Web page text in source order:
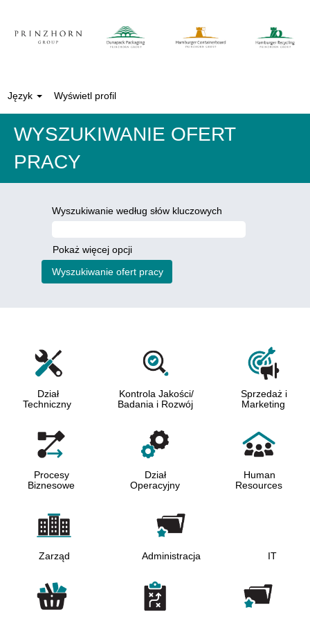
Język Wyświetl profil
WYSZUKIWANIE OFERT
PRACY
Wyszukiwanie według słów kluczowych
Pokaż więcej opcji
Dział
Techniczny
Kontrola Jakości/
Badania i Rozwój
Sprzedaż i
Marketing
Procesy
Biznesowe
Dział
Operacyjny
Human
Resources
Zarząd Administracja IT